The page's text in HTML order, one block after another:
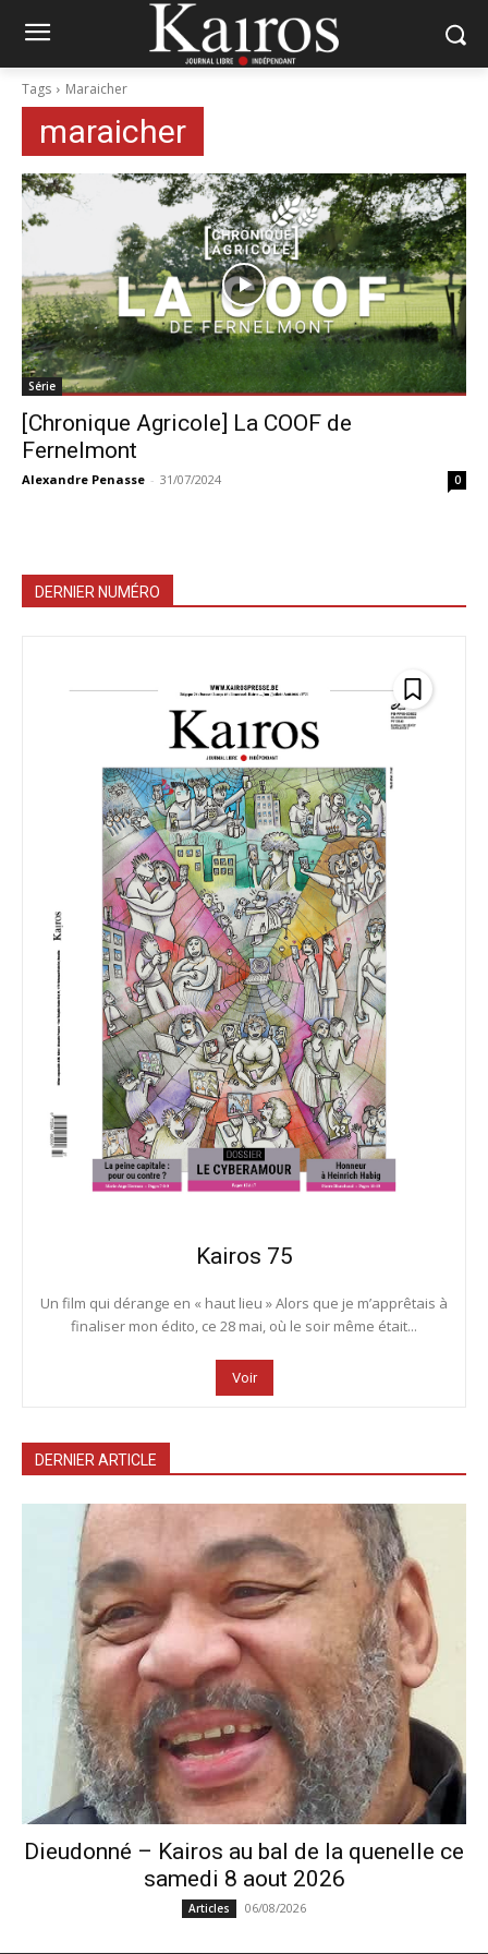
Tags Maraicher
maraicher
Série
[Chronique Agricole] La COOF de
Fernelmont
Alexandre Penasse - 31/07/2024 0
DERNIER NUMÉRO
Kairos 75
Un film qui dérange en « haut lieu » Alors que je m’apprêtais à
finaliser mon édito, ce 28 mai, où le soir même était...
Voir
DERNIER ARTICLE
Dieudonné – Kairos au bal de la quenelle ce
samedi 8 aout 2026
Articles 06/08/2026